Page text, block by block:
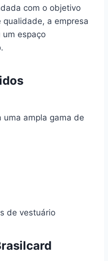
com o objetivo
a empresa
um espaço
uma ampla gama de
de vestuário